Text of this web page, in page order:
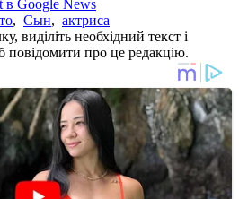
в Google News
, Сын, актриса
виділіть необхідний текст і
повідомити про це редакцію.